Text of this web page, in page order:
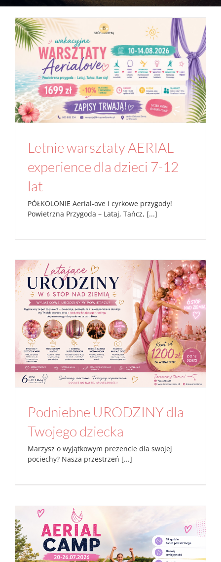
Letnie warsztaty AERIAL experience dla
dzieci 7-12 lat
aerial joga Aktualności
Letnie warsztaty AERIAL
experience dla dzieci 7-12
lat
PÓŁKOLONIE Aerial-ove i cyrkowe przygody!
Powietrzna Przygoda – Lataj, Tańcz, [...]
Podniebne URODZINY dla Twojego dziecka
aerial joga Aktualności Joga Studio
Podniebne URODZINY dla
Twojego dziecka
Marzysz o wyjątkowym prezencie dla swojej
pociechy? Nasza przestrzeń [...]